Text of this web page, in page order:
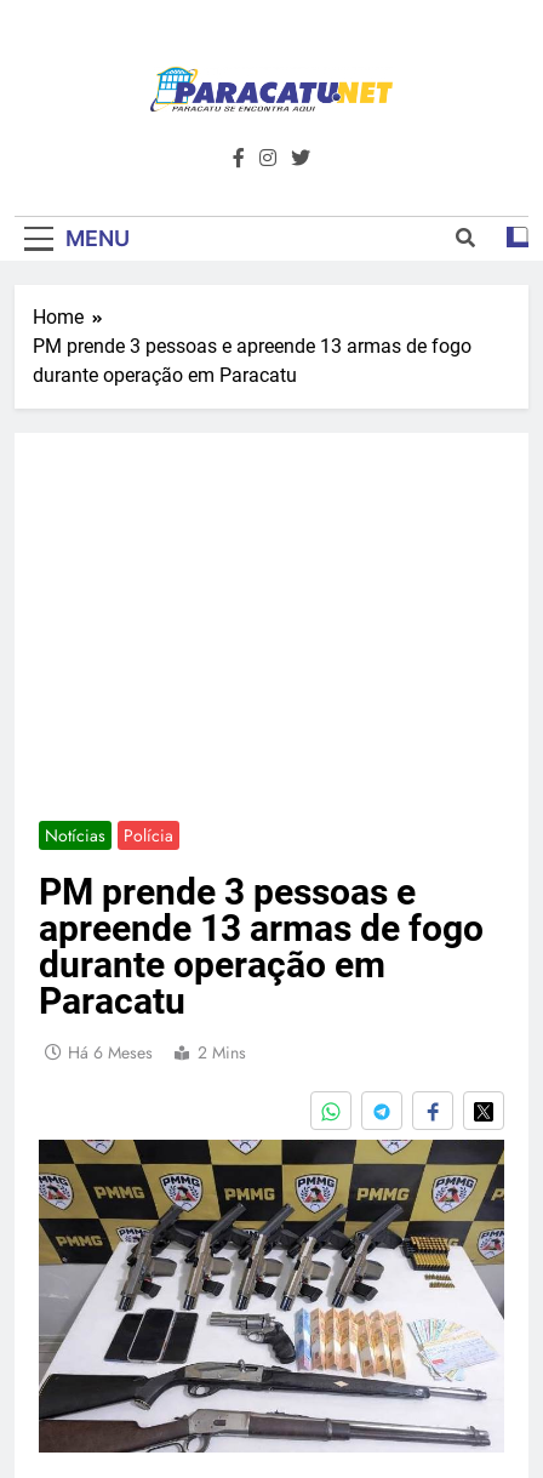
Paracatu.net –
Notícias E
Primeiro Do
Noroeste De
além de tudo sobre esportes e
MENU
Home
PM prende 3 pessoas e apreende 13 armas de fogo
durante operação em Paracatu
Notícias Polícia
PM prende 3 pessoas e
apreende 13 armas de fogo
durante operação em
Paracatu
Há 6 Meses 2 Mins